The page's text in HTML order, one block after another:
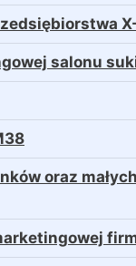
salonu
oraz